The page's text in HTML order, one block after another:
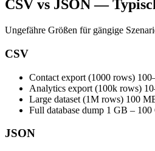
CSV vs JSON —
Ungefähre Größen für gängige
CSV
Contact export (1000 rows)
Analytics export (100k rows)
Large dataset (1M rows) 100
Full database dump 1 GB – 100
JSON